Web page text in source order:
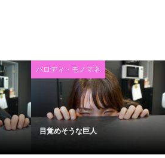
パロディ・モノマネ
目覚めそうな巨人